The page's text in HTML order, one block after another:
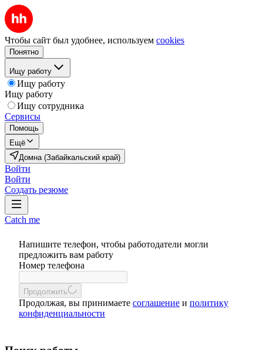
Чтобы сайт был удобнее, используем cookies
Понятно
Ищу работу
Ищу работу
Ищу работу
Ищу сотрудника
Сервисы
Помощь
Ещё
Домна (Забайкальский край)
Войти
Войти
Создать резюме
Catch me
Напишите телефон, чтобы работодатели могли
предложить вам работу
Номер телефона
Продолжить
Продолжая, вы принимаете соглашение и политику
конфиденциальности